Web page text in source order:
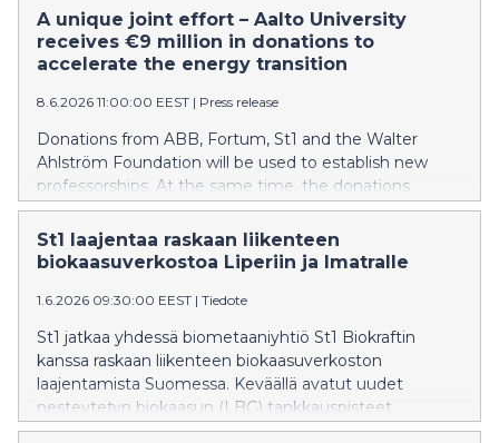
yliopiston energiasiirtymän osaamiskeskuksen
perustamista.
A unique joint effort – Aalto University
receives €9 million in donations to
accelerate the energy transition
8.6.2026 11:00:00 EEST | Press release
Donations from ABB, Fortum, St1 and the Walter
Ahlström Foundation will be used to establish new
professorships. At the same time, the donations
support the establishment of Aalto University House
of Energy Transition.
St1 laajentaa raskaan liikenteen
biokaasuverkostoa Liperiin ja Imatralle
1.6.2026 09:30:00 EEST | Tiedote
St1 jatkaa yhdessä biometaaniyhtiö St1 Biokraftin
kanssa raskaan liikenteen biokaasuverkoston
laajentamista Suomessa. Keväällä avatut uudet
nesteytetyn biokaasun (LBG) tankkauspisteet
Liperissä ja Imatralla kasvattavat verkoston kattamaan